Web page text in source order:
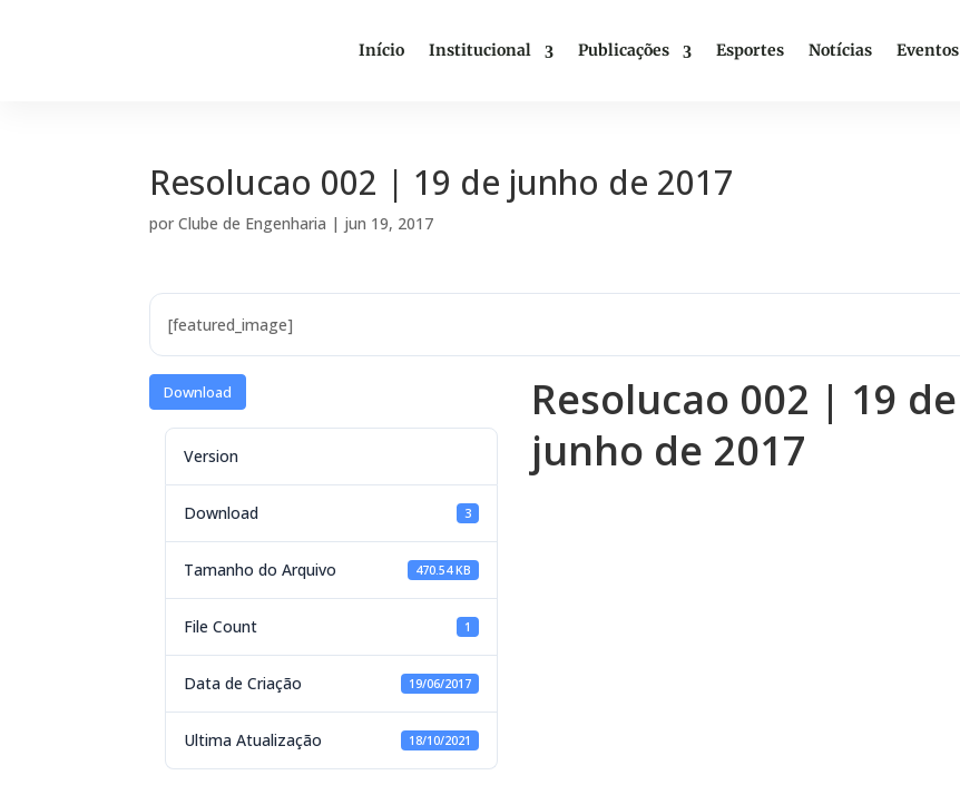
Início Institucional Publicações Esportes Notícias Eventos
Resolucao 002 | 19 de junho de 2017
porClube de Engenharia | jun 19, 2017
[featured_image]
Download
Version
Download 3
Tamanho do Arquivo 470.54 KB
File Count 1
Data de Criação 19/06/2017
Ultima Atualização 18/10/2021
Resolucao 002 | 19 de
junho de 2017